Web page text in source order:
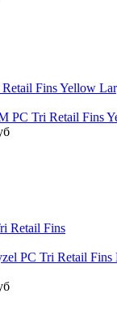
PC Tri Retail Fins
PC Tri Retail Fins